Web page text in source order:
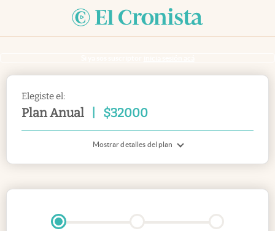
Elegiste el:
Plan Anual $32000
Mostrar detalles del plan